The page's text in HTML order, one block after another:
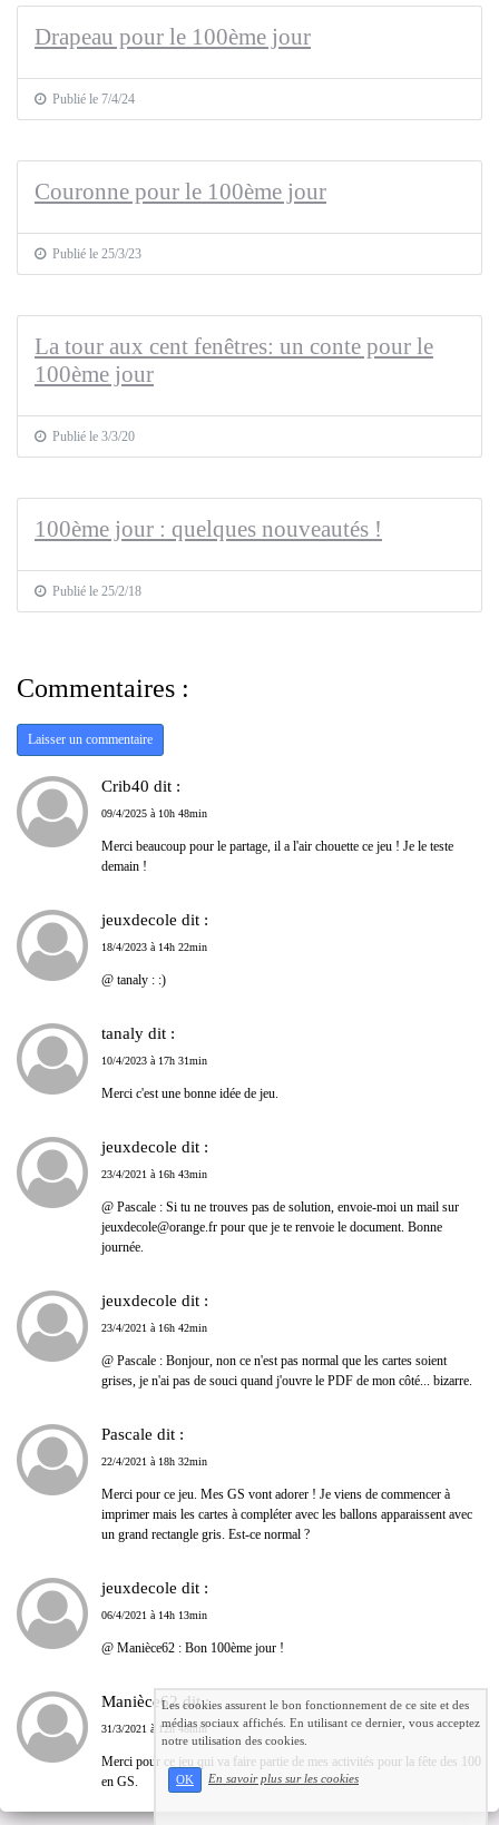
Drapeau pour le 100ème jour
Publié le 7/4/24
Couronne pour le 100ème jour
Publié le 25/3/23
La tour aux cent fenêtres: un conte pour le
100ème jour
Publié le 3/3/20
100ème jour : quelques nouveautés !
Publié le 25/2/18
Commentaires :
Laisser un commentaire
Crib40 dit :
09/4/2025 à 10h 48min
Merci beaucoup pour le partage, il a l'air chouette ce jeu ! Je le teste
demain !
jeuxdecole dit :
18/4/2023 à 14h 22min
@ tanaly : :)
tanaly dit :
10/4/2023 à 17h 31min
Merci c'est une bonne idée de jeu.
jeuxdecole dit :
23/4/2021 à 16h 43min
@ Pascale : Si tu ne trouves pas de solution, envoie-moi un mail sur
jeuxdecole@orange.fr pour que je te renvoie le document. Bonne
journée.
jeuxdecole dit :
23/4/2021 à 16h 42min
@ Pascale : Bonjour, non ce n'est pas normal que les cartes soient
grises, je n'ai pas de souci quand j'ouvre le PDF de mon côté... bizarre.
Pascale dit :
22/4/2021 à 18h 32min
Merci pour ce jeu. Mes GS vont adorer ! Je viens de commencer à
imprimer mais les cartes à compléter avec les ballons apparaissent avec
un grand rectangle gris. Est-ce normal ?
jeuxdecole dit :
06/4/2021 à 14h 13min
@ Manièce62 : Bon 100ème jour !
Manièce62 dit :
31/3/2021 à 12h 48min
Merci pour ce jeu qui va faire partie de mes activités pour la fête des 100
en GS.
Les cookies assurent le bon fonctionnement de ce site et des
médias sociaux affichés. En utilisant ce dernier, vous acceptez
notre utilisation des cookies.
OK En savoir plus sur les cookies